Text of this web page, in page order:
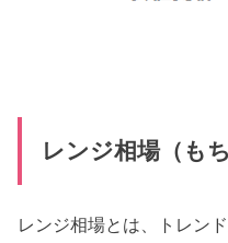
レンジ相場（もち
レンジ相場とは、トレン